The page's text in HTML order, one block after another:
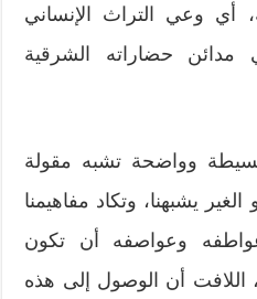
أي وعي التراث الإنساني
حضاراته الشرقية
بسيطة وواضحة تشبه مقولة
يشبهنا، وتكاد مفاهيمنا
وعواصفه أن تكون
اللافت أن الوصول إلى هذه